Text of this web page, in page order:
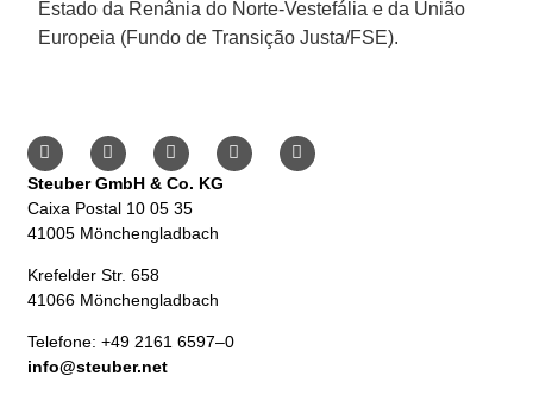
Estado da Renânia do Norte-Vestefália e da União
Europeia (Fundo de Transição Justa/FSE).
Steuber GmbH & Co. KG
Caixa Postal 10 05 35
41005 Mönchengladbach
Krefelder Str. 658
41066 Mönchengladbach
Telefone: +49 2161 6597–0
info@steuber.net